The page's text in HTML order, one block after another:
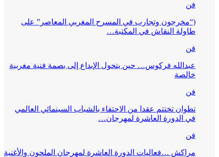
فن
(“مخرجون وتجارب في المسرح المغربي المعاصر” على
طاولة النقاش في المكتبة…
فن
عبدالله فركوس… حين يتحول الإبداع إلى بصمة فنية مغربية
خالصة
فن
تطوان تختتم عقدا من الاحتفاء بالشباب السينمائي العالمي
في الدورة العاشرة لمهرجان…
فن
مراكش …فعاليات الدورة العاشرة لمهرجان الملحون والأغنية